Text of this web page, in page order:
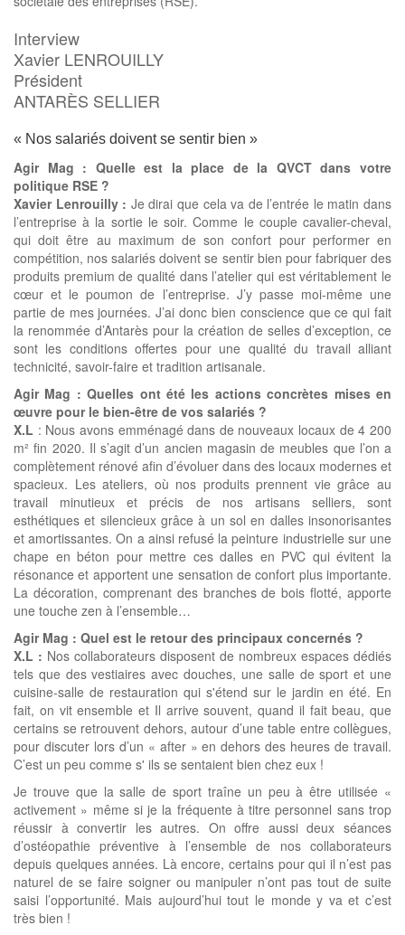
Interview
Xavier LENROUILLY
Président
ANTARÈS SELLIER
« Nos salariés doivent se sentir bien »
Agir Mag : Quelle est la place de la QVCT dans votre
politique RSE ?
Xavier Lenrouilly : Je dirai que cela va de l’entrée le matin dans
l’entreprise à la sortie le soir. Comme le couple cavalier-cheval,
qui doit être au maximum de son confort pour performer en
compétition, nos salariés doivent se sentir bien pour fabriquer des
produits premium de qualité dans l’atelier qui est véritablement le
cœur et le poumon de l’entreprise. J’y passe moi-même une
partie de mes journées. J’ai donc bien conscience que ce qui fait
la renommée d’Antarès pour la création de selles d’exception, ce
sont les conditions offertes pour une qualité du travail alliant
technicité, savoir-faire et tradition artisanale.
Agir Mag : Quelles ont été les actions concrètes mises en
œuvre pour le bien-être de vos salariés ?
X.L : Nous avons emménagé dans de nouveaux locaux de 4 200
m² fin 2020. Il s’agit d’un ancien magasin de meubles que l’on a
complètement rénové afin d’évoluer dans des locaux modernes et
spacieux. Les ateliers, où nos produits prennent vie grâce au
travail minutieux et précis de nos artisans selliers, sont
esthétiques et silencieux grâce à un sol en dalles insonorisantes
et amortissantes. On a ainsi refusé la peinture industrielle sur une
chape en béton pour mettre ces dalles en PVC qui évitent la
résonance et apportent une sensation de confort plus importante.
La décoration, comprenant des branches de bois flotté, apporte
une touche zen à l’ensemble…
Agir Mag : Quel est le retour des principaux concernés ?
X.L : Nos collaborateurs disposent de nombreux espaces dédiés
tels que des vestiaires avec douches, une salle de sport et une
cuisine-salle de restauration qui s'étend sur le jardin en été. En
fait, on vit ensemble et Il arrive souvent, quand il fait beau, que
certains se retrouvent dehors, autour d’une table entre collègues,
pour discuter lors d’un « after » en dehors des heures de travail.
C’est un peu comme s' ils se sentaient bien chez eux !
Je trouve que la salle de sport traîne un peu à être utilisée «
activement » même si je la fréquente à titre personnel sans trop
réussir à convertir les autres. On offre aussi deux séances
d’ostéopathie préventive à l’ensemble de nos collaborateurs
depuis quelques années. Là encore, certains pour qui il n’est pas
naturel de se faire soigner ou manipuler n’ont pas tout de suite
saisi l’opportunité. Mais aujourd’hui tout le monde y va et c’est
très bien !